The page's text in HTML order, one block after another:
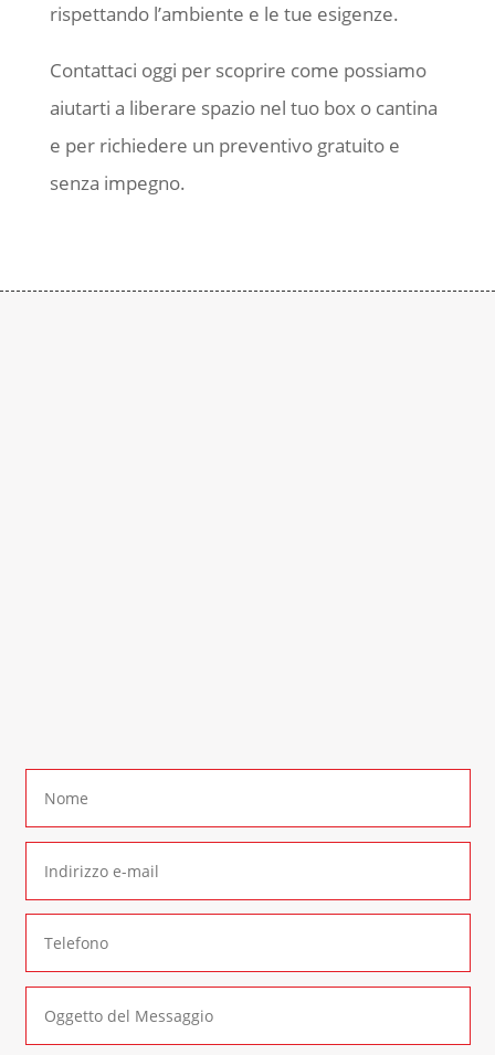
rispettando l’ambiente e le tue esigenze.
Contattaci oggi per scoprire come possiamo
aiutarti a liberare spazio nel tuo box o cantina
e per richiedere un preventivo gratuito e
senza impegno.